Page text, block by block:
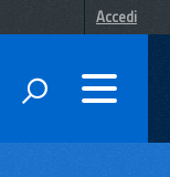
Accedi